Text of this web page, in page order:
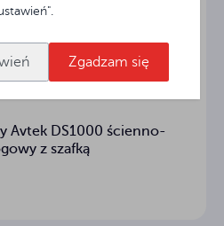
Zgadzam się
Avtek DS1000 ścienno-
z szafką